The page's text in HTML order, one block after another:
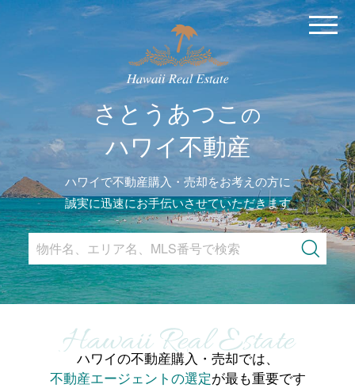
MENU
さとうあつこの
ハワイ不動産
ハワイで不動産購入・売却をお考えの方に
誠実に迅速にお手伝いさせていただきます
Search
ハワイの不動産購入・売却では、
不動産エージェントの選定が最も重要です